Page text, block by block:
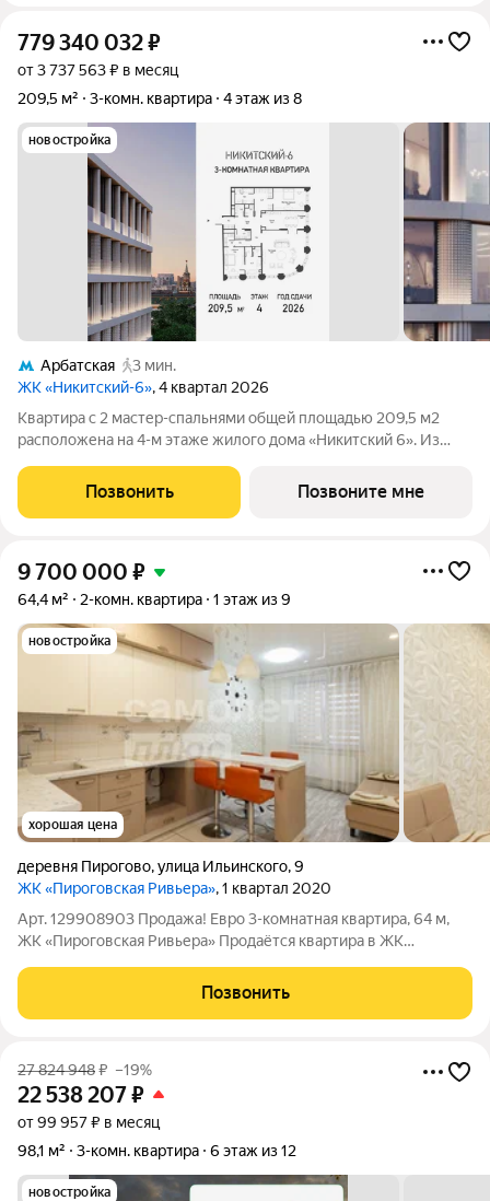
779 340 032₽
от 3 737 563 ₽ в месяц
209,5 м²
3-комн. квартира 4 этаж из 8
новостройка
Арбатская
3 мин.
ЖК «Никитский-6», 4 квартал 2026
Квартира с 2 мастер-спальнями общей площадью 209,5 м2
расположена на 4-м этаже жилого дома «Никитский 6». Из
Воздвиженку, Кремль, усадьбу Шаховского, особняк
Морозова. Планировочное решение включает
Позвонить Позвоните мне
9 700 000 ₽
64,4 м² 2-комн. квартира 1 этаж из 9
новостройка
хорошая цена
деревня Пирогово,улица Ильинского,9
ЖК «Пироговская Ривьера», 1 квартал 2020
Арт. 129908903 Продажа! Евро 3-комнатная квартира, 64 м,
ЖК «Пироговская Ривьера» Продаётся квартира в ЖК
дома(угловой подъезд) в жилом комплексе«Пироговская
Ривьера». Преимущества: монолитное
Позвонить
27 824 948₽ –19%
22 538 207₽
от 99 957 ₽ в месяц
98,1 м²
3-комн. квартира 6 этаж из 12
новостройка